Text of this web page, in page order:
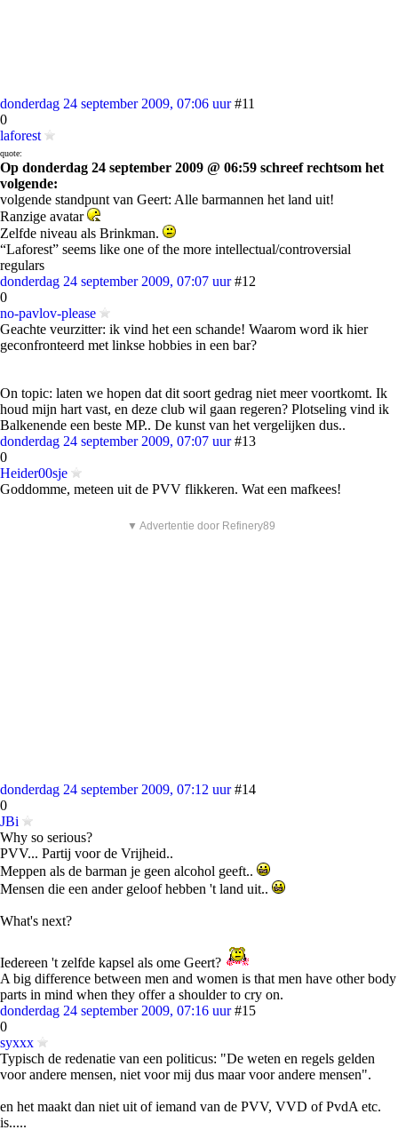
donderdag 24 september 2009, 07:06 uur #11
0
laforest
quote:
Op donderdag 24 september 2009 @ 06:59 schreef rechtsom het
volgende:
volgende standpunt van Geert: Alle barmannen het land uit!
Ranzige avatar
Zelfde niveau als Brinkman.
“Laforest” seems like one of the more intellectual/controversial
regulars
donderdag 24 september 2009, 07:07 uur #12
0
no-pavlov-please
Geachte veurzitter: ik vind het een schande! Waarom word ik hier
geconfronteerd met linkse hobbies in een bar?
On topic: laten we hopen dat dit soort gedrag niet meer voortkomt. Ik
houd mijn hart vast, en deze club wil gaan regeren? Plotseling vind ik
Balkenende een beste MP.. De kunst van het vergelijken dus..
donderdag 24 september 2009, 07:07 uur #13
0
Heider00sje
Goddomme, meteen uit de PVV flikkeren. Wat een mafkees!
▼ Advertentie door Refinery89
donderdag 24 september 2009, 07:12 uur #14
0
JBi
Why so serious?
PVV... Partij voor de Vrijheid..
Meppen als de barman je geen alcohol geeft..
Mensen die een ander geloof hebben 't land uit..
What's next?
Iedereen 't zelfde kapsel als ome Geert?
A big difference between men and women is that men have other body
parts in mind when they offer a shoulder to cry on.
donderdag 24 september 2009, 07:16 uur #15
0
syxxx
Typisch de redenatie van een politicus: "De weten en regels gelden
voor andere mensen, niet voor mij dus maar voor andere mensen".
en het maakt dan niet uit of iemand van de PVV, VVD of PvdA etc.
is.....